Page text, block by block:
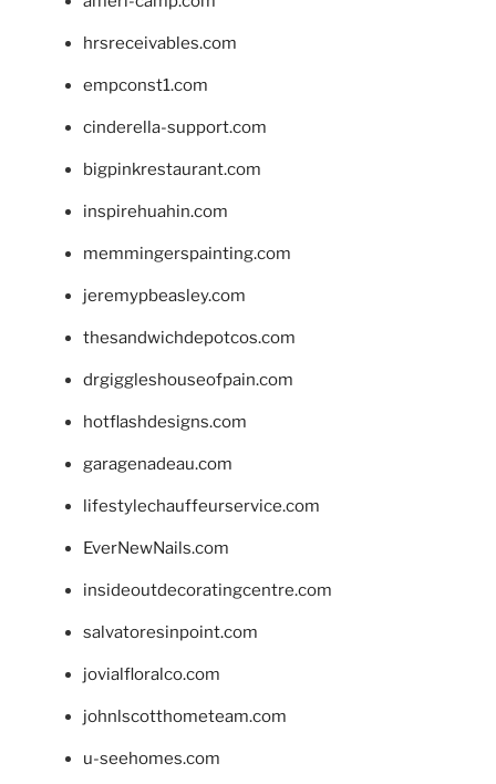
hrsreceivables.com
empconst1.com
cinderella-support.com
bigpinkrestaurant.com
inspirehuahin.com
memmingerspainting.com
jeremypbeasley.com
thesandwichdepotcos.com
drgiggleshouseofpain.com
hotflashdesigns.com
garagenadeau.com
lifestylechauffeurservice.com
EverNewNails.com
insideoutdecoratingcentre.com
salvatoresinpoint.com
jovialfloralco.com
johnlscotthometeam.com
u-seehomes.com